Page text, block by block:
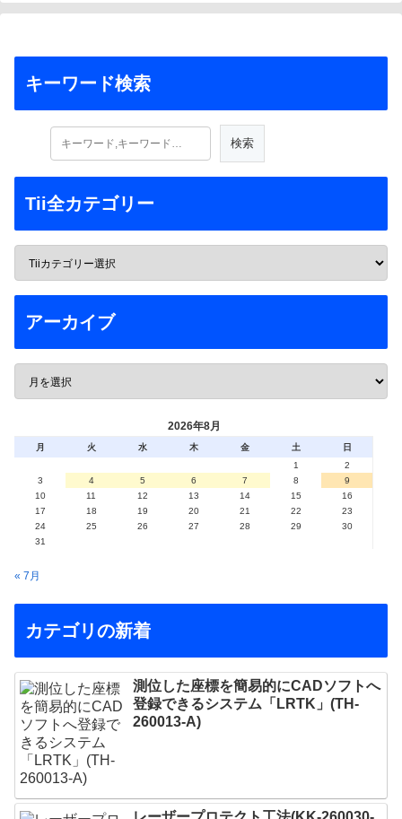
キーワード検索
Tii全カテゴリー
アーカイブ
2026年8月
月 火 水 木 金 土
日
1
2
3
4 5 6 7 8
9
10
11 12 13 14 15
16
17
18 19 20 21 22
23
24
25 26 27 28 29
30
31
« 7月
カテゴリの新着
測位した座標を簡易的にCADソフトへ
登録できるシステム「LRTK」(TH-
260013-A)